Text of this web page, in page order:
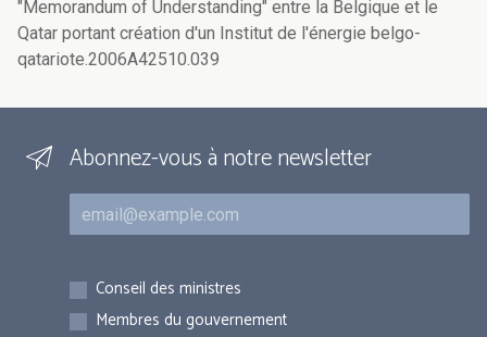
Abonnez-vous à notre newsletter
Courriel
Inscriptions
Conseil des ministres
Membres du gouvernement